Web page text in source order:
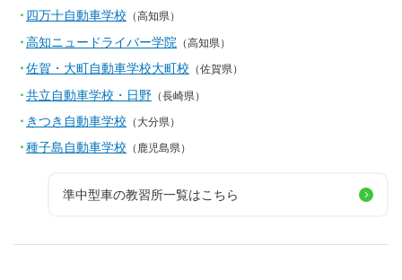
四万十自動車学校 （高知県）
高知ニュードライバー学院 （高知県）
佐賀・大町自動車学校大町校 （佐賀県）
共立自動車学校・日野 （長崎県）
きつき自動車学校 （大分県）
種子島自動車学校 （鹿児島県）
準中型車の教習所一覧はこちら